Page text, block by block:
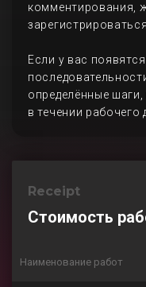
комментирования,
Если у вас
определённые
в течении рабочего
Receipt
Стоимость
Наименование работ